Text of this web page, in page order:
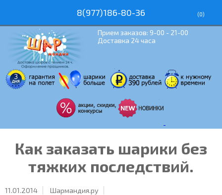
8(977)186-80-36 (0)
Прием заказов: 9-00 - 21-00
Доставка 24 часа
Как заказать шарики без
тяжких последствий.
11.01.2014 Шармандия.ру